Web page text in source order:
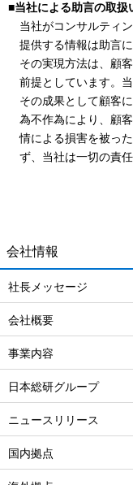
■当社による助言の取扱
当社がコンサルティ
提供する情報は助言
その実現方法は、顧
前提としています。
その成果として顧客
為不作為により、顧
情による損害を被っ
ず、当社は一切の責任
会社情報
社長メッセージ
会社概要
事業内容
日本総研グループ
ニュースリリース
国内拠点